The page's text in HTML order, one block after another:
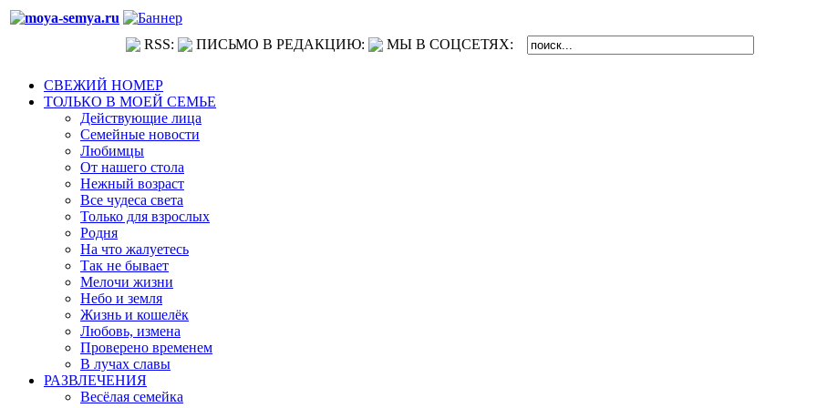
RSS: ПИСЬМО В РЕДАКЦИЮ: МЫ В СОЦСЕТЯХ:
СВЕЖИЙ НОМЕР
ТОЛЬКО В МОЕЙ СЕМЬЕ
Действующие лица
Семейные новости
Любимцы
От нашего стола
Нежный возраст
Все чудеса света
Только для взрослых
Родня
На что жалуетесь
Так не бывает
Мелочи жизни
Небо и земля
Жизнь и кошелёк
Любовь, измена
Проверено временем
В лучах славы
РАЗВЛЕЧЕНИЯ
Весёлая семейка